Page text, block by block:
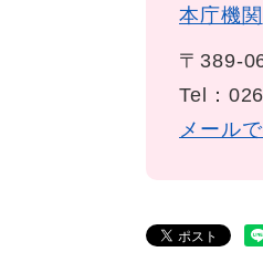
本庁機関
〒389-
Tel：
メール